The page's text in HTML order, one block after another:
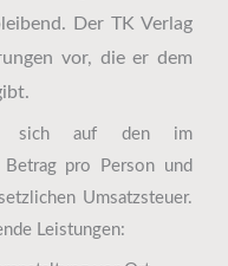
Der TK Verlag
vor, die er dem
sich auf den im
Betrag pro Person und
Umsatzsteuer.
Leistungen: